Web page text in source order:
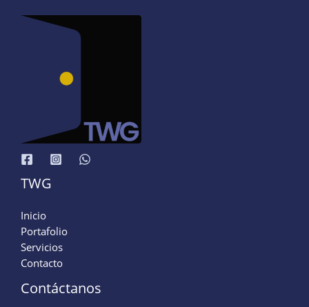
TWG
Inicio
Portafolio
Servicios
Contacto
Contáctanos